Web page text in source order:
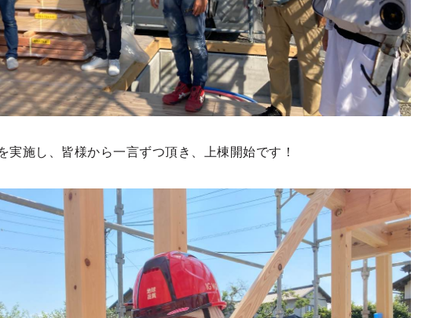
実施し、皆様から一言ずつ頂き、上棟開始です！